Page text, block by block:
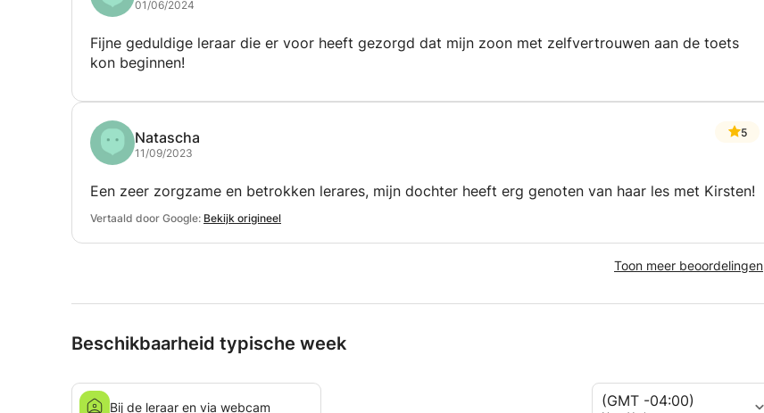
01/06/2024
Fijne geduldige leraar die er voor heeft gezorgd dat mijn zoon met zelfvertrouwen aan de toets
kon beginnen!
Natascha
11/09/2023
5
Een zeer zorgzame en betrokken lerares, mijn dochter heeft erg genoten van haar les met Kirsten!
Vertaald door Google: Bekijk origineel
Toon meer beoordelingen
Beschikbaarheid typische week
(GMT -04:00)
Bij de leraar en via webcam